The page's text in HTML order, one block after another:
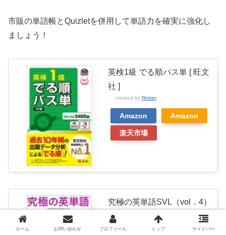
市販の単語帳とQuizletを併用して単語力を確実に強化し
ましょう！
英検1級 でる順パス単 [ 旺文
社 ]
created by Rinker
Amazon Amazon
楽天市場
究極の英単語SVL（vol．4）
超上級の3000語
created by Rinker
ホーム お問い合わせ プロフィール トップ サイドバー